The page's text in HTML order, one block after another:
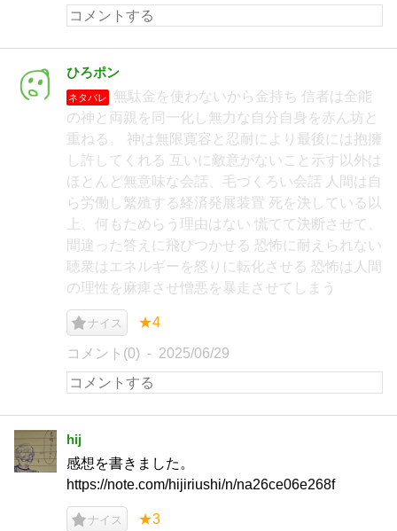
ひろポン
ネタバレ
無駄金を使わないから金持ち 信者は全能
の神と両親を同一化し無力な自分自身を赤ん坊と
重ねる。 神は無限寛容と忍耐により最後には抱擁
し許してくれる 互いに敵意がないこと示す以外は
ほとんど無意味な会話、毛づくろい会話 人間は自
ら労働し繁殖する経済発展装置 死を決している以
上、何もためらう理由はない 慌てて決断させて、
間違った答えに飛びつかせる 恐怖に耐えられない
聴衆はエネルギーを怒りに転化させる 恐怖は人間
の理性を麻痺させ憎悪を暴走させてしまう
ナイス ★4
コメント(0) 2025/06/29
hij
感想を書きました。
https://note.com/hijiriushi/n/na26ce06e268f
ナイス ★3